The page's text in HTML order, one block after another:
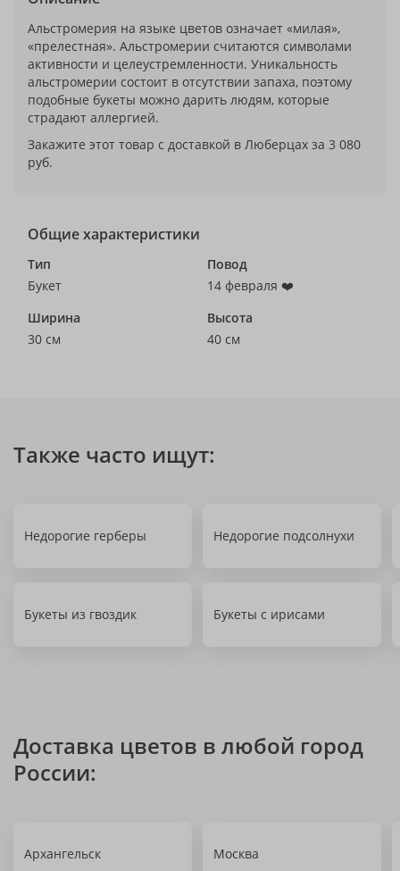
Альстромерия на языке цветов означает «милая»,
«прелестная». Альстромерии считаются символами
активности и целеустремленности. Уникальность
альстромерии состоит в отсутствии запаха, поэтому
подобные букеты можно дарить людям, которые
страдают аллергией.
Закажите этот товар с доставкой в Люберцах за 3 080
руб.
Общие характеристики
Тип
Букет
Повод
14 февраля ❤️
Ширина
30 см
Высота
40 см
Также часто ищут:
Недорогие герберы Недорогие подсолнухи
Букеты из гвоздик Букеты с ирисами
Доставка цветов в любой город
России:
Архангельск Москва